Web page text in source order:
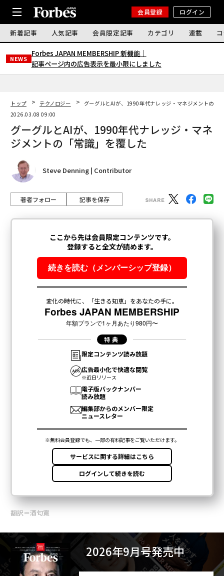
会員登録 ログイン
新着記事 人気記事 会員限定記事 カテゴリ 連載
NEWS
Forbes JAPAN MEMBERSHIP 新機能｜
記事ページ内の広告表示を最小限にしました
トップ テクノロジー
グーグルとAIが、1990年代ナレッジ・マネジメントの「
2026.03.08 09:00
グーグルとAIが、1990年代ナレッジ・マネ
ジメントの「常識」を覆した
Steve Denning | Contributor
著者フォロー 記事を保存
翻訳＝酒匂寛
2026年9月号発売中